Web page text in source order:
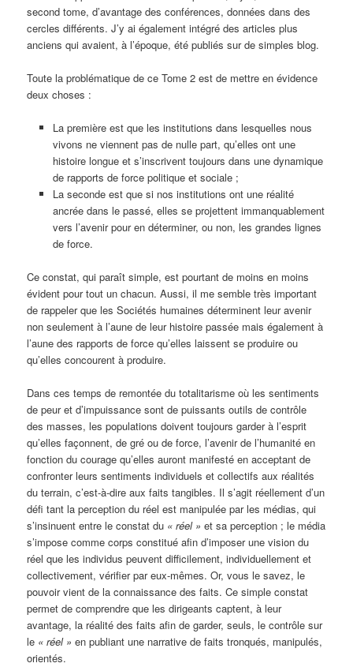
second tome, d’avantage des conférences, données dans des
cercles différents. J’y ai également intégré des articles plus
anciens qui avaient, à l’époque, été publiés sur de simples blog.
Toute la problématique de ce Tome 2 est de mettre en évidence
deux choses :
La première est que les institutions dans lesquelles nous
vivons ne viennent pas de nulle part, qu’elles ont une
histoire longue et s’inscrivent toujours dans une dynamique
de rapports de force politique et sociale ;
La seconde est que si nos institutions ont une réalité
ancrée dans le passé, elles se projettent immanquablement
vers l’avenir pour en déterminer, ou non, les grandes lignes
de force.
Ce constat, qui paraît simple, est pourtant de moins en moins
évident pour tout un chacun. Aussi, il me semble très important
de rappeler que les Sociétés humaines déterminent leur avenir
non seulement à l’aune de leur histoire passée mais également à
l’aune des rapports de force qu’elles laissent se produire ou
qu’elles concourent à produire.
Dans ces temps de remontée du totalitarisme où les sentiments
de peur et d’impuissance sont de puissants outils de contrôle
des masses, les populations doivent toujours garder à l’esprit
qu’elles façonnent, de gré ou de force, l’avenir de l’humanité en
fonction du courage qu’elles auront manifesté en acceptant de
confronter leurs sentiments individuels et collectifs aux réalités
du terrain, c’est-à-dire aux faits tangibles. Il s’agit réellement d’un
défi tant la perception du réel est manipulée par les médias, qui
s’insinuent entre le constat du « réel » et sa perception ; le média
s’impose comme corps constitué afin d’imposer une vision du
réel que les individus peuvent difficilement, individuellement et
collectivement, vérifier par eux-mêmes. Or, vous le savez, le
pouvoir vient de la connaissance des faits. Ce simple constat
permet de comprendre que les dirigeants captent, à leur
avantage, la réalité des faits afin de garder, seuls, le contrôle sur
le « réel » en publiant une narrative de faits tronqués, manipulés,
orientés.